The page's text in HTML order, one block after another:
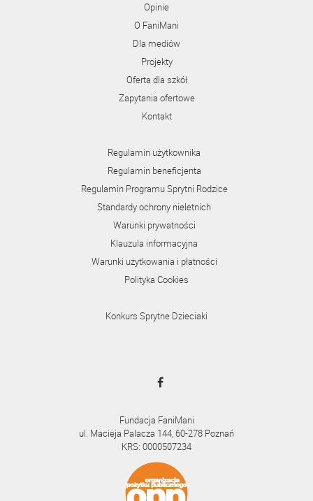
Opinie
O FaniMani
Dla mediów
Projekty
Oferta dla szkół
Zapytania ofertowe
Kontakt
Regulamin użytkownika
Regulamin beneficjenta
Regulamin Programu Sprytni Rodzice
Standardy ochrony nieletnich
Warunki prywatności
Klauzula informacyjna
Warunki użytkowania i płatności
Polityka Cookies
Konkurs Sprytne Dzieciaki
Fundacja FaniMani
ul. Macieja Palacza 144, 60-278 Poznań
KRS: 0000507234